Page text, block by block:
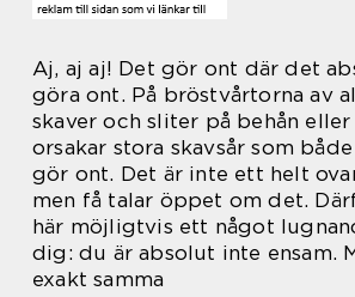
Aj, aj aj! Det gör ont där det
göra ont. På bröstvårtorna av
skaver och sliter på behån
orsakar stora skavsår som
gör ont. Det är inte ett helt
men få talar öppet om det.
här möjligtvis ett något
dig: du är absolut inte ensam.
exakt samma